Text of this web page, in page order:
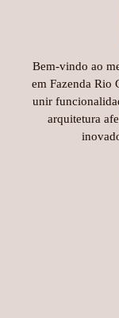
Bem-vindo ao
em Fazenda Rio
unir
arquitetura